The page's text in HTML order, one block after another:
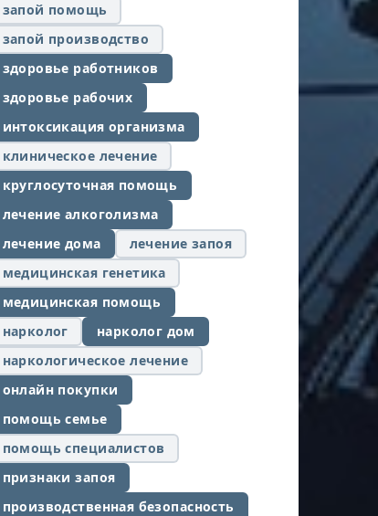
запой помощь
запой производство
здоровье работников
здоровье рабочих
интоксикация организма
клиническое лечение
круглосуточная помощь
лечение алкоголизма
лечение дома
лечение запоя
медицинская генетика
медицинская помощь
нарколог
нарколог дом
наркологическое лечение
онлайн покупки
помощь семье
помощь специалистов
признаки запоя
производственная безопасность